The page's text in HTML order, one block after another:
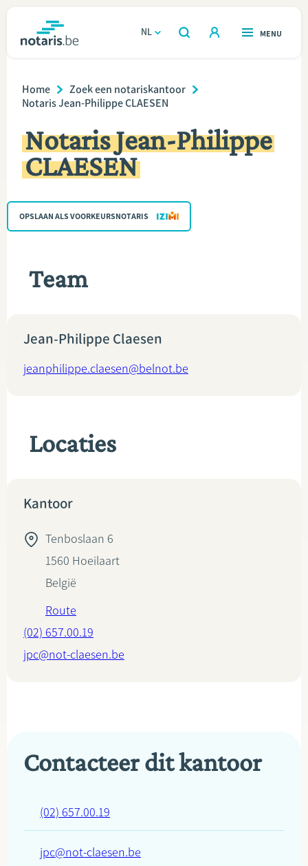
inhoud
NL
OPEN
ZOEKEN
OPEN
MENU
Wonen
Relatie & samenleven
Erven & schenken
Ondernemen
Rekenmodules
VIND EEN NOTARIS
Breadcrumb
Home
Zoek een notariskantoor
Notaris Jean-Philippe CLAESEN
Notaris Jean-Philippe
CLAESEN
OPSLAAN ALS VOORKEURSNOTARIS
Team
Jean-Philippe Claesen
jeanphilippe.claesen@belnot.be
Locaties
Kantoor
Tenboslaan 6
1560 Hoeilaart
België
Route
(02) 657.00.19
jpc@not-claesen.be
Contacteer dit kantoor
(02) 657.00.19
jpc@not-claesen.be